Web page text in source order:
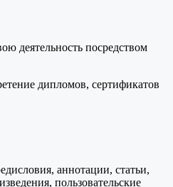
деятельность посредством
дипломов, сертификатов
аннотации, статьи,
пользовательские